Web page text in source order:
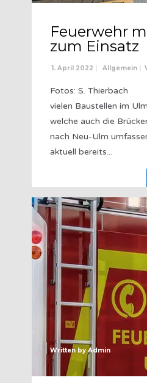
Feuerwehr
zum Einsatz
1. April 2022 | Allgemein |
Fotos: S. Thierbach
vielen Baustellen im
welche auch die
nach Neu-Ulm
aktuell bereits...
Written byAdmin